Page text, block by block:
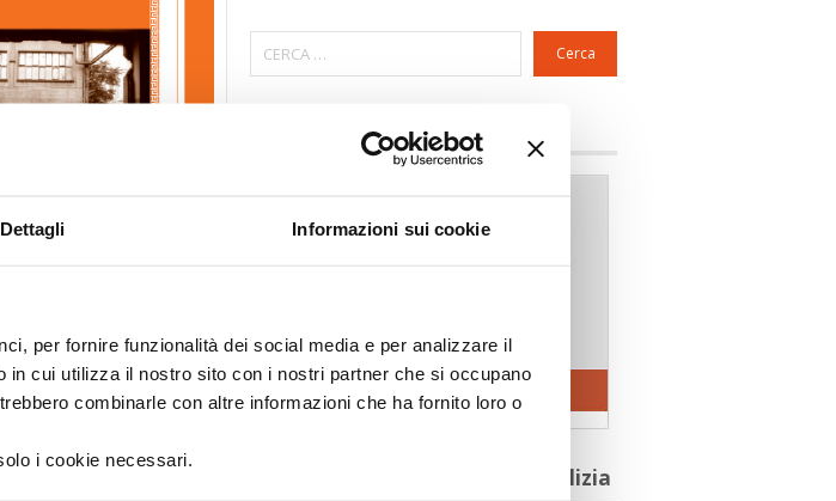
Dettagli Informazioni sui cookie
per fornire funzionalità dei social media e per analizzare il
cui utilizza il nostro sito con i nostri partner che si occupano
combinarle con altre informazioni che ha fornito loro o
i cookie necessari.
Cerca
〉 Area riservata Associazioni
〉 5 ragioni per aderire a Confedilizia